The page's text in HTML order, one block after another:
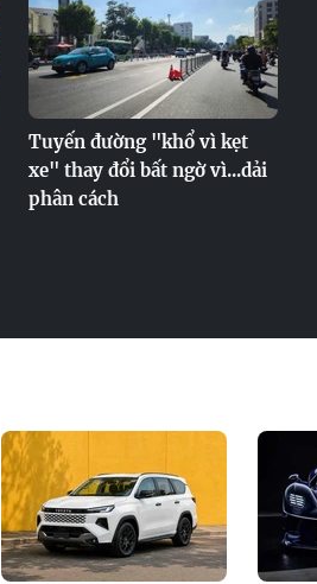
Tuyến đường "khổ vì kẹt
xe" thay đổi bất ngờ vì...dải
phân cách